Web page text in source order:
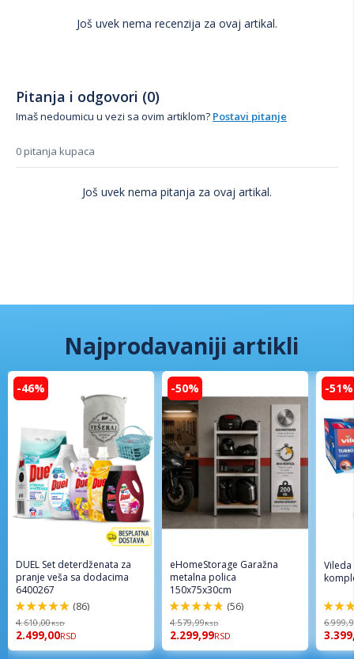
Još uvek nema recenzija za ovaj artikal.
Pitanja i odgovori (0)
Imaš nedoumicu u vezi sa ovim artiklom? Postavi pitanje
0 pitanja kupaca
Još uvek nema pitanja za ovaj artikal.
Najprodavaniji artikli
-46%
DUEL Set deterdženata za
pranje veša sa dodacima
6400267
98%
(86)
4.610,00RSD
2.499,00RSD
-50%
eHomeStorage Garažna
metalna polica
150x75x30cm
96%
(56)
4.579,99RSD
2.299,99RSD
-51%
92%